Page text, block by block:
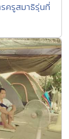
ครูสมาธิรุ่นที่